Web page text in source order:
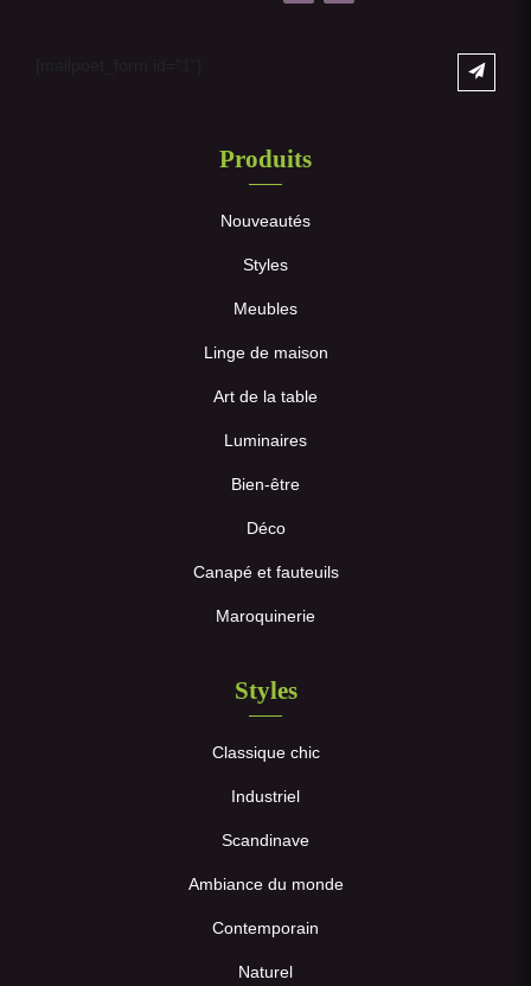
Produits
Nouveautés
Styles
Meubles
Linge de maison
Art de la table
Luminaires
Bien-être
Déco
Canapé et fauteuils
Maroquinerie
Styles
Classique chic
Industriel
Scandinave
Ambiance du monde
Contemporain
Naturel